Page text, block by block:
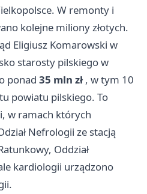
W remonty i
kolejne miliony złotych.
Eligiusz Komarowski w
starosty pilskiego w
ponad 35 mln zł , w tym 10
powiatu pilskiego. To
w ramach których
Nefrologii ze stacją
Oddział
kardiologii urządzono